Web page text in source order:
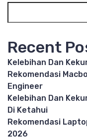
Recent
Kelebihan Dan
Rekomendasi
Engineer
Kelebihan Dan
Di Ketahui
Rekomendasi
2026